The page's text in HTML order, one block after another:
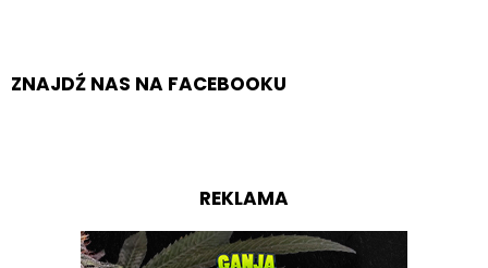
ZNAJDŹ NAS NA FACEBOOKU
REKLAMA